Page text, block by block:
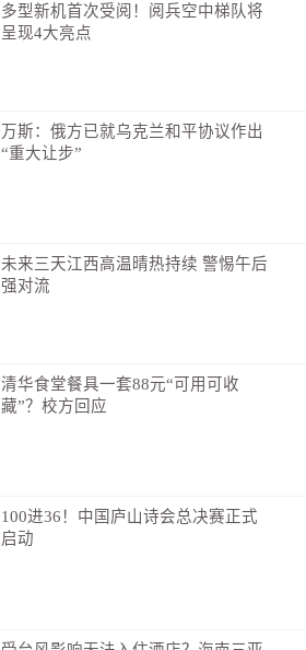
多型新机首次受阅！阅兵空中梯队将
呈现4大亮点
万斯：俄方已就乌克兰和平协议作出
“重大让步”
未来三天江西高温晴热持续 警惕午后
强对流
清华食堂餐具一套88元“可用可收
藏”？校方回应
100进36！中国庐山诗会总决赛正式
启动